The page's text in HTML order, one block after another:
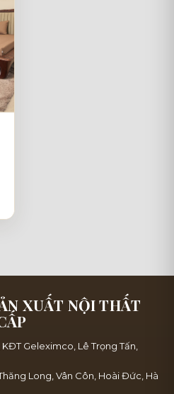
XUẤT NỘI THẤT
Geleximco, Lê Trọng Tấn,
Long, Vân Côn, Hoài Đức, Hà